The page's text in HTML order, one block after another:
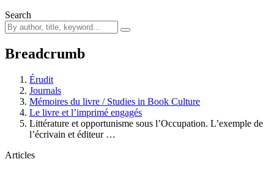
Search
Breadcrumb
Érudit
Journals
Mémoires du livre / Studies in Book Culture
Le livre et l’imprimé engagés
Littérature et opportunisme sous l’Occupation. L’exemple de
l’écrivain et éditeur …
Articles